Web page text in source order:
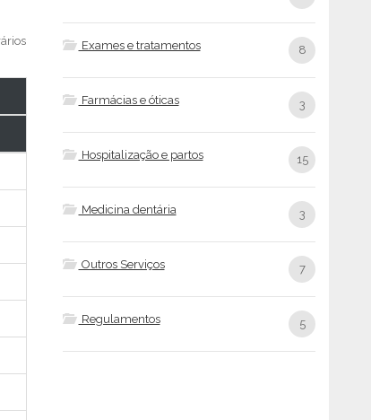
Exames e tratamentos 8
Farmácias e óticas 3
Hospitalização e partos 15
Medicina dentária 3
Outros Serviços 7
Regulamentos 5